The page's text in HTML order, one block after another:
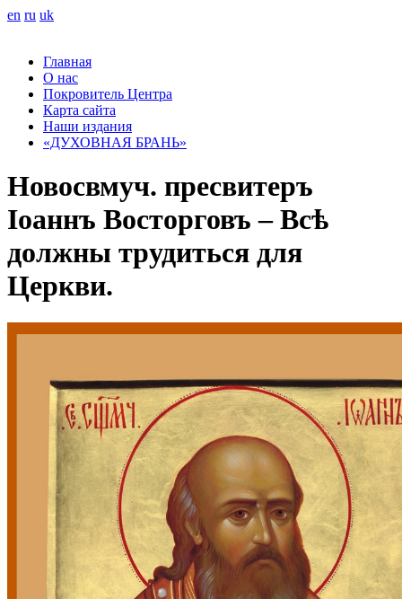
en ru uk
Главная
О нас
Покровитель Центра
Карта сайта
Наши издания
«ДУХОВНАЯ БРАНЬ»
Новосвмуч. пресвитеръ
Іоаннъ Восторговъ – Всѣ
должны трудиться для
Церкви.